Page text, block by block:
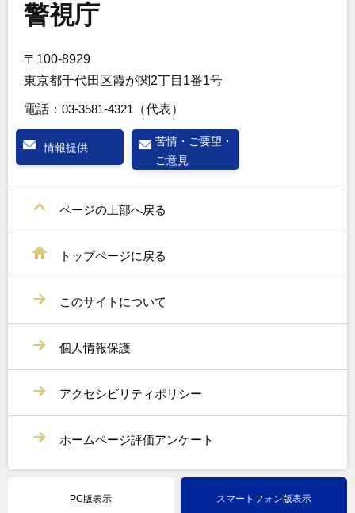
警視庁
〒100-8929
東京都千代田区霞が関2丁目1番1号
電話： 03-3581-4321 （代表）
情報提供
苦情・ご要望・
ご意見
ページの上部へ戻る
トップページに戻る
このサイトについて
個人情報保護
アクセシビリティポリシー
ホームページ評価アンケート
PC版表示 スマートフォン版表示